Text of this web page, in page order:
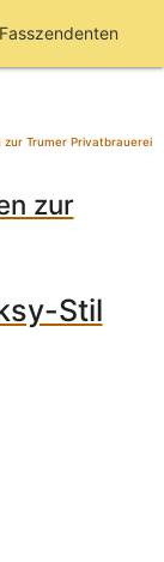
Fasszendenten
Trumer Privatbrauerei
zur
Stil